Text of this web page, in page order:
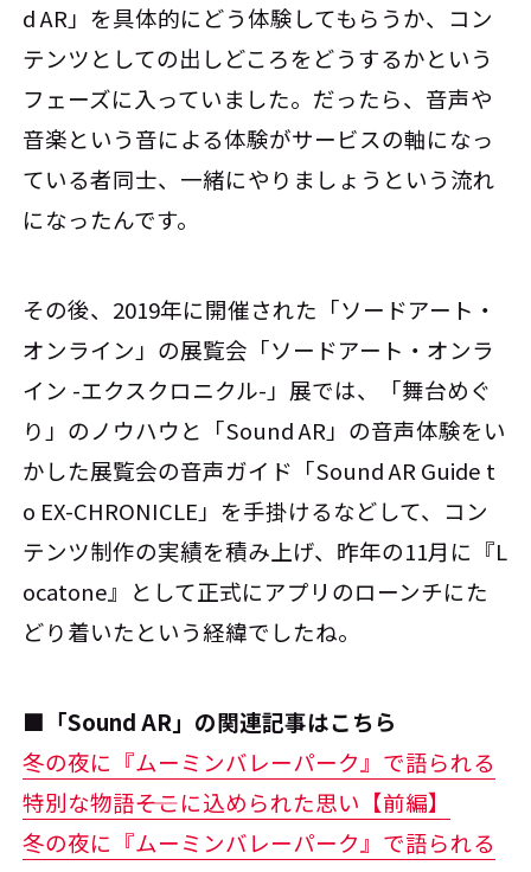
d AR」を具体的にどう体験してもらうか、コン
テンツとしての出しどころをどうするかという
フェーズに入っていました。だったら、音声や
音楽という音による体験がサービスの軸になっ
ている者同士、一緒にやりましょうという流れ
になったんです。
その後、2019年に開催された「ソードアート・
オンライン」の展覧会「ソードアート・オンラ
イン -エクスクロニクル-」展では、「舞台めぐ
り」のノウハウと「Sound AR」の音声体験をい
かした展覧会の音声ガイド「Sound AR Guide t
o EX-CHRONICLE」を手掛けるなどして、コン
テンツ制作の実績を積み上げ、昨年の11月に『L
ocatone』として正式にアプリのローンチにた
どり着いたという経緯でしたね。
■「Sound AR」の関連記事はこちら
冬の夜に『ムーミンバレーパーク』で語られる
特別な物語――そこに込められた思い【前編】
冬の夜に『ムーミンバレーパーク』で語られる